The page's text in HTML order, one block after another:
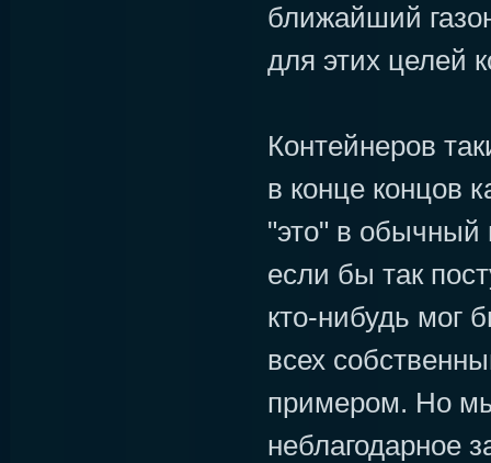
ближайший
для этих целей
Контейнеров
в конце концов
"это" в обычный
если бы так
кто-нибудь мог
всех
примером. Но
неблагодарное